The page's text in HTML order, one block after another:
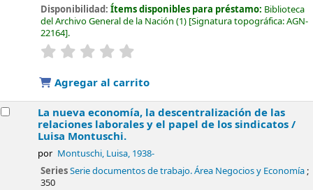
Disponibilidad:Ítems disponibles para préstamo: Biblioteca
del Archivo General de la Nación (1) Signatura topográfica:AGN-
22164 .
valoración
Agregar al carrito
La nueva economía, la descentralización de las
relaciones laborales y el papel de los sindicatos /
Luisa Montuschi.
por Montuschi, Luisa, 1938-
SeriesSerie documentos de trabajo. Área Negocios y Economía;
350